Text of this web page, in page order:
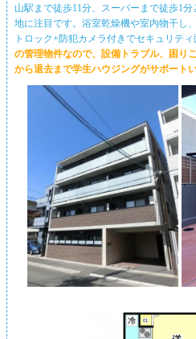
山駅まで徒歩11分、スーパーまで徒歩1
地に注目です。浴室乾燥機や室内物干し
トロック+防犯カメラ付きでセキュリティ
の管理物件なので、設備トラブル、困り
から退去まで学生ハウジングがサポートい